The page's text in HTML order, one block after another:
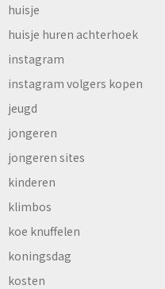
huisje
huisje huren achterhoek
instagram
instagram volgers kopen
jeugd
jongeren
jongeren sites
kinderen
klimbos
koe knuffelen
koningsdag
kosten